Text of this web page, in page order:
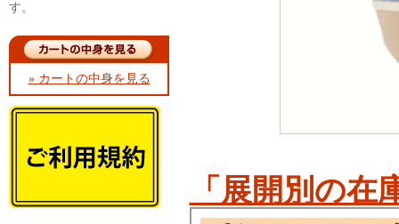
す。
» カートの中身を見る
「展開別の在